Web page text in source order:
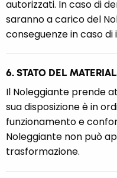
autorizzati. In caso di
saranno a carico del
conseguenze in caso di
6. STATO DEL
Il Noleggiante prende
sua disposizione è in
funzionamento e
Noleggiante non può
trasformazione.